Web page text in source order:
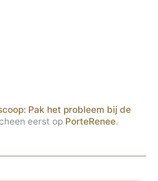
Pak het probleem bij de
eerst op PorteRenee.